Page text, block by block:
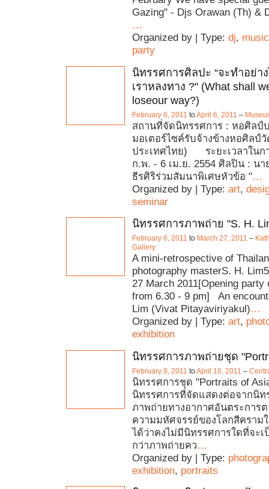
Gazing" - Djs Orawan (Th) &
…
Organized by | Type: dj, music
party
นิทรรศการศิลปะ “จะทำอย่า
เราหลงทาง ?" (What shall
loseour way?)
February 6, 2011 toApril 6, 2011 –
สถานที่จัดนิทรรศการ : หอศิลป์
มอเตอร์ไซค์รับจ้างข้างหอศิลป์
ประเทศไทย) ระยะเวลาในก
ก.พ. - 6 เม.ย. 2554 ศิลปิน : นา
ธีรศิริร่วมสัมนาพิเศษหัวข้อ "…
Organized by | Type: art,
seminar
นิทรรศการภาพถ่าย "S. H.
February 6, 2011 to March 27, 2011 –
Gallery
A mini-retrospective of
photography masterS. H.
27 March 2011[Opening party
from 6.30 - 9 pm] An
Lim (Vivat Pitayaviriyakul)…
Organized by | Type: art,
exhibition
นิทรรศการภาพถ่ายชุด
February 8, 2011 toApril 10, 2011 –
นิทรรศการชุด "Portraits of
นิทรรศการที่จัดแสดงต่อจากนิท
ภาพถ่ายทางอากาศอันตระการ
ความมหัศจรรย์ของโลกสีคราม
ได้ว่าคงไม่มีนิทรรศการใดที่จะ
กว่าภาพถ่ายคว…
Organized by | Type:
exhibition, portraits